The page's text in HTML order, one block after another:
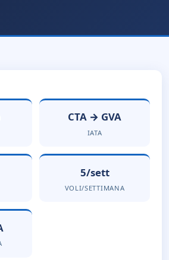
CTA → GVA
IATA
5/sett
VOLI/SETTIMANA